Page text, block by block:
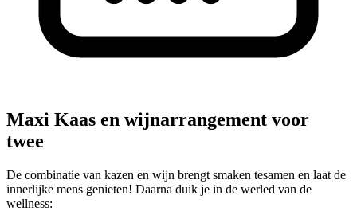
Maxi Kaas en wijnarrangement voor
twee
De combinatie van kazen en wijn brengt smaken tesamen en laat de
innerlijke mens genieten! Daarna duik je in de werled van de
wellness: